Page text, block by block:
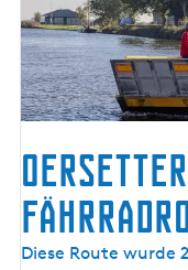
J
s
s
e
e
e
rO
Diese Route wurde